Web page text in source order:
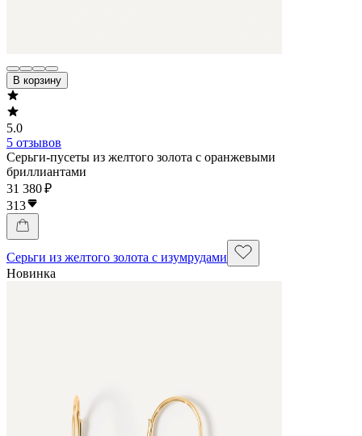
В корзину
5.0
5 отзывов
Серьги-пусеты из желтого золота с оранжевыми
бриллиантами
31 380 ₽
313
Серьги из желтого золота с изумрудами
Новинка